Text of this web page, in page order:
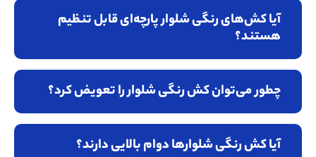
آیا کش‌های رنگی شلوار پارچه‌ای قابل تنظیم
هستند؟
چطور می‌توان کش رنگی شلوار را تعویض کرد؟
آیا کش رنگی شلوارها دوام بالایی دارند؟